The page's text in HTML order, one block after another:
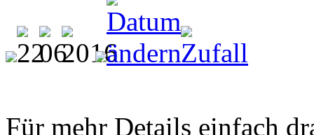
Für mehr Details einfach